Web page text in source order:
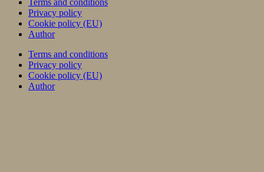
Privacy policy
Cookie policy (EU)
Author
Terms and conditions
Privacy policy
Cookie policy (EU)
Author